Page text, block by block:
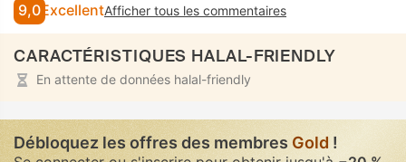
9,0 ExcellentAfficher tous les commentaires
CARACTÉRISTIQUES HALAL-FRIENDLY
En attente de données halal-friendly
Débloquez les offres des membres Gold !